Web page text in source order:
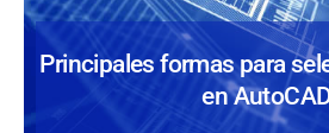
Principales formas para
en